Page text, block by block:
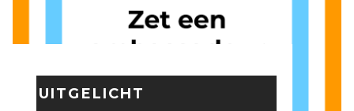
UITGELICHT